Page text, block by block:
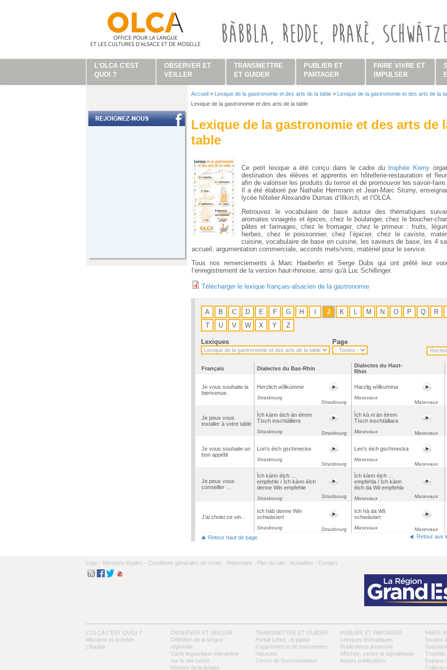
Vous êtes ici
Accueil » Lexique de la gastronomie et des arts de la table » Lexique de la gastronomie et des arts de la
Lexique de la gastronomie et des arts de la table
Lexique de la gastronomie et des arts de
table
Ce petit lexique a été conçu dans le cadre dutrophée Kieny
destination des élèves et apprentis en hôtellerie-restauration et
afin de valoriser les produits du terroir et de promouvoir les savoir-faire.
Il a été élaboré par Nathalie Herrmann et Jean-Marc Sturny,
lycée hôtelier Alexandre Dumas d’Illkirch, et l’OLCA.
Retrouvez le vocabulaire de base autour des thématiques
aromates vinaigrés et épices, chez le boulanger, chez le boucher-
pâtes et farinages, chez le fromager, chez le primeur : fruits,
herbes, chez le poissonnier, chez l’épicier, chez le caviste,
cuisine, vocabulaire de base en cuisine, les saveurs de base, les 4
accueil, argumentation commerciale, accords mets/vins, matériel pour le service.
Tous nos remerciements à Marc Haeberlin et Serge Dubs qui ont prêté leur
l’enregistrement de la version haut-rhinoise, ainsi qu'à Luc Schillinger.
Télécharger le lexique français-alsacien de la gastronomie
A B C D E F G H J K M N O P Q R
T
U V W X Y Z
Lexiques Page
Français Dialectes du Bas-Rhin
Dialectes du Haut-
Rhin
Je vous souhaite la
bienvenue.
Herzlich wìllkùmme
Strasbourg
Strasbourg
Harzlig wìllkumma
Masevaux
Masevaux
Je peux vous
installer à votre table
Ìch kànn éich àn éirem
Tìsch inschtàlliere
Strasbourg Strasbourg
Ìch kà ni àn èirem
Tìsch inschtàlliara
Masevaux Masevaux
Je vous souhaite un
bon appétit
Lon’s éich gschmecke
Strasbourg
Strasbourg
Len’s èich gschmecka
Masevaux
Masevaux
Je peux vous
conseiller …
Ìch kànn éich …
empfehle / Ìch kànn éich
denne Win empfehle
Strasbourg Strasbourg
Ìch kànn èich …
empfehla / Ìch kànn
èich da Wii empfehla
Masevaux Masevaux
J’ai choisi ce vin…
Ich hàb denne Win
schwàsìert
Strasbourg Strasbourg
Ich hà da Wii
schwàsiart
Masevaux Masevaux
Retour haut de page Retour aux
Logo - Mentions légales - Conditions générales de vente - Répertoire - Plan du site - Actualités - Contact
L'OLCA C'EST QUOI ?
Missions et activités
L’équipe
OBSERVER ET VEILLER
Définition de la langue
régionale
Carte linguistique interactive
sur le site Lehre
Histoire de la langue
TRANSMETTRE ET GUIDER
Portail Lehre : le plaisir
d’apprendre et de transmettre
l’alsacien
Centre de Documentation
PUBLIER ET PARTAGER
Lexiques thématiques
Publications jeunesse
Affiches, cartes et signalétique
Autres publications
FAIRE
Soutien
Trophée
Espace
Collecte
L'OLCA C'EST
QUOI ?
OBSERVER ET
VEILLER
TRANSMETTRE
ET GUIDER
PUBLIER ET
PARTAGER
FAIRE VIVRE ET
IMPULSER